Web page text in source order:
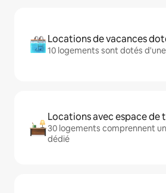
Locations de vacances
10 logements sont dotés
Locations avec espace de
30 logements comprennent
dédié